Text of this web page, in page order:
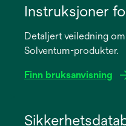
Instruksjoner
Detaljert veiledning
Solventum-produkter.
Finn bruksanvisning